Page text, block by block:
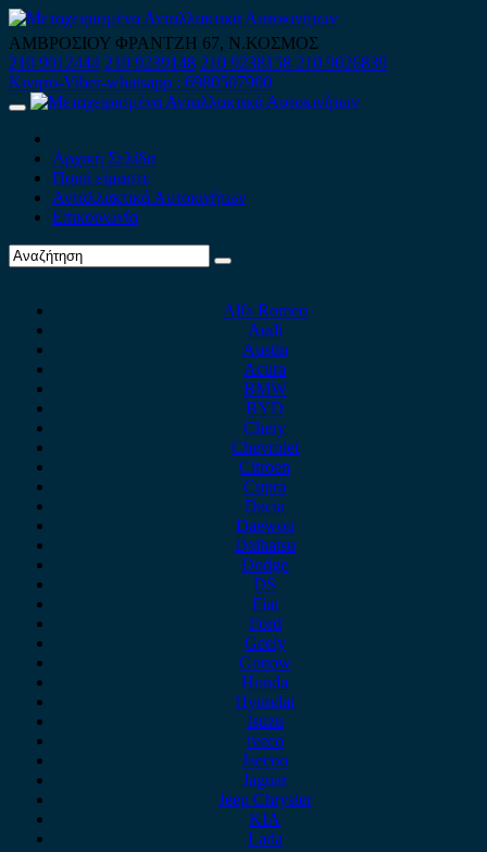
Skip
to
content
ΑΜΒΡΟΣΙΟΥ ΦΡΑΝΤΖΗ 67, Ν.ΚΟΣΜΟΣ
210 9012444 210 9239148 210 9238158 210 9026839
Κινητό-Viber-whatsapp : 6980507900
Primary
Αρχική Σελίδα
Ποιοί είμαστε
Ανταλλακτικά Αυτοκινήτων
Επικοινωνία
Alfa Romeo
Audi
Austin
Acura
BMW
BYD
Chery
Chevrolet
Citroen
Cupra
Dacia
Daewoo
Daihatsu
Dodge
DS
Fiat
Ford
Geely
Gonow
Honda
Hyundai
Isuzu
iveco
Jaecoo
Jaguar
Jeep Chrysler
KIA
Lada